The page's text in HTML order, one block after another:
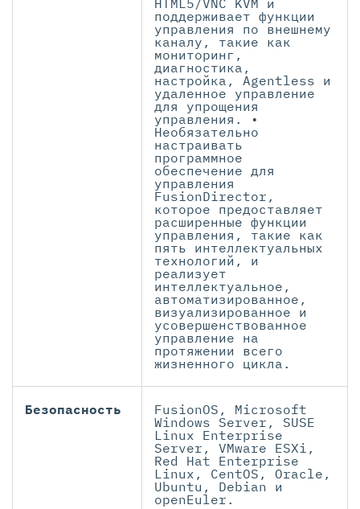
HTML5/VNC KVM и
поддерживает функции
управления по внешнему
каналу, такие как
мониторинг,
диагностика,
настройка, Agentless и
удаленное управление
для упрощения
управления. •
Необязательно
настраивать
программное
обеспечение для
управления
FusionDirector,
которое предоставляет
расширенные функции
управления, такие как
пять интеллектуальных
технологий, и
реализует
интеллектуальное,
автоматизированное,
визуализированное и
усовершенствованное
управление на
протяжении всего
жизненного цикла.
Безопасность
FusionOS, Microsoft
Windows Server, SUSE
Linux Enterprise
Server, VMware ESXi,
Red Hat Enterprise
Linux, CentOS, Oracle,
Ubuntu, Debian и
openEuler.